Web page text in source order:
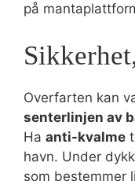
på
Overfarten kan
senterlinjen av
Ha anti-kvalme
havn. Under
som bestemmer